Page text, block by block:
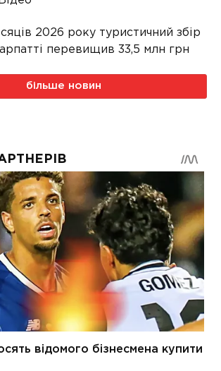
2026 року туристичний збір
перевищив 33,5 млн грн
більше новин